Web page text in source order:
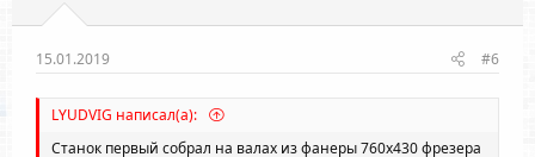
15.01.2019 #6
LYUDVIG написал(а):
Станок первый собрал на валах из фанеры 760х430 фрезера